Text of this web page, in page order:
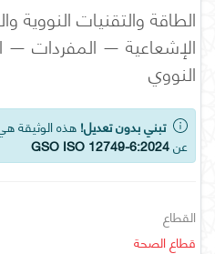
الطاقة والتقنيات النووية
النووي
تبني بدون تعديل! هذه الوثيقة
عنGSO ISO 12749-6:2024
القطاع
قطاع الصحة